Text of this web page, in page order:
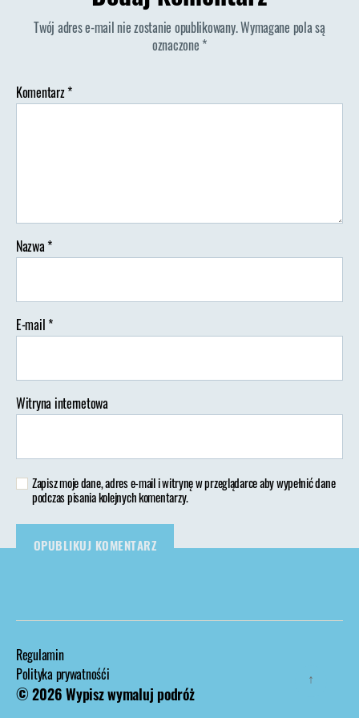
Twój adres e-mail nie zostanie opublikowany.Wymagane pola są
oznaczone *
Komentarz*
Nazwa*
E-mail*
Witryna internetowa
Zapisz moje dane, adres e-mail i witrynę w przeglądarce aby wypełnić dane
podczas pisania kolejnych komentarzy.
Regulamin
Polityka prywatnośći
© 2026Wypisz wymaluj podróż
↑